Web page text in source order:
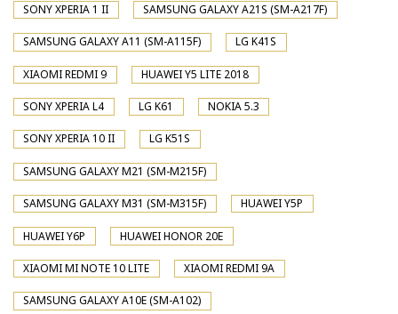
SONY XPERIA 1 II SAMSUNG GALAXY A21S (SM-A217F)
SAMSUNG GALAXY A11 (SM-A115F) LG K41S
XIAOMI REDMI 9 HUAWEI Y5 LITE 2018
SONY XPERIA L4 LG K61 NOKIA 5.3
SONY XPERIA 10 II LG K51S
SAMSUNG GALAXY M21 (SM-M215F)
SAMSUNG GALAXY M31 (SM-M315F) HUAWEI Y5P
HUAWEI Y6P HUAWEI HONOR 20E
XIAOMI MI NOTE 10 LITE XIAOMI REDMI 9A
SAMSUNG GALAXY A10E (SM-A102)